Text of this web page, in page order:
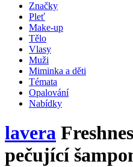
Značky
Pleť
Make-up
Tělo
Vlasy
Muži
Miminka a děti
Témata
Opalování
Nabídky
lavera
pečující